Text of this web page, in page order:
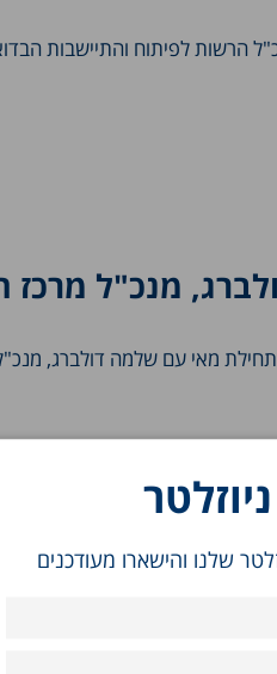
ניוזלטר
שלנו והישארו מעודכנים
הרשות לפיתוח והתיישבות
מנכ"ל מרכז
מאי עם שלמה דולברג,